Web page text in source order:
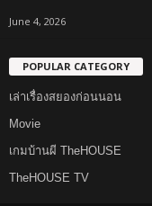
June 4, 2026
POPULAR CATEGORY
เล่าเรื่องสยองก่อนนอน
Movie
เกมบ้านผี TheHOUSE
TheHOUSE TV